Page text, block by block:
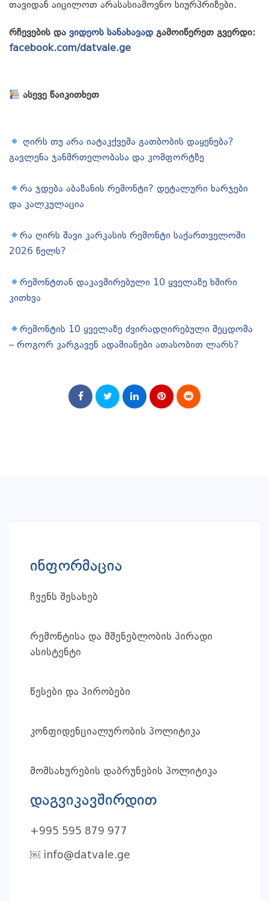
თავიდან აიცილოთ არასასიამოვნო სიურპრიზები.
რჩევების და ვიდეოს სანახავად გამოიწერეთ გვერდი:
facebook.com/datvale.ge
ასევე წაიკითხეთ
ღირს თუ არა იატაკქვეშა გათბობის დაყენება?
გავლენა ჯანმრთელობასა და კომფორტზე
რა ჯდება აბაზანის რემონტი? დეტალური ხარჯები
და კალკულაცია
რა ღირს შავი კარკასის რემონტი საქართველოში
2026 წელს?
რემონტთან დაკავშირებული 10 ყველაზე ხშირი
კითხვა
რემონტის 10 ყველაზე ძვირადღირებული შეცდომა
– როგორ კარგავენ ადამიანები ათასობით ლარს?
ინფორმაცია
ჩვენს შესახებ
რემონტისა და მშენებლობის პირადი
ასისტენტი
წესები და პირობები
კონფიდენციალურობის პოლიტიკა
მომსახურების დაბრუნების პოლიტიკა
დაგვიკავშირდით
+995 595 879 977
￼ info@datvale.ge